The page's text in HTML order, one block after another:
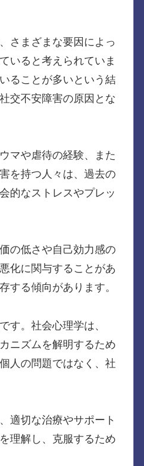
さまざまな要因によっ
いると考えられていま
ることが多いという結
交不安障害の原因とな
マや虐待の経験、また
を持つ人々は、過去の
的なストレスやプレッ
の低さや自己効力感の
化に関与することがあ
する傾向があります。
す。社会心理学は、
ニズムを解明するため
人の問題ではなく、社
適切な治療やサポート
理解し、克服するため